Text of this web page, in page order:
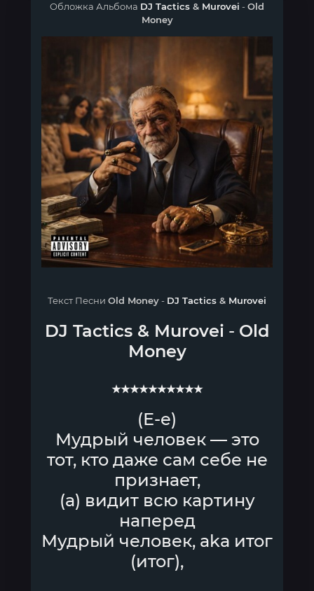
Обложка Альбома DJ Tactics & Murovei -Old
Money
Текст Песни Old Money- DJ Tactics & Murovei
DJ Tactics & Murovei - Old
Money
★★★★★★★★★★
(Е-е)
Мудрый человек — это
тот, кто даже сам себе не
признает,
(а) видит всю картину
наперед
Мудрый человек, aka итог
(итог),